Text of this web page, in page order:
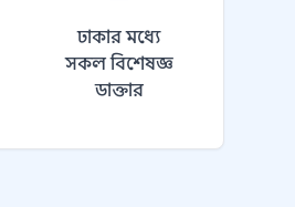
ঢাকার মধ্যে
সকল বিশেষজ্ঞ
ডাক্তার